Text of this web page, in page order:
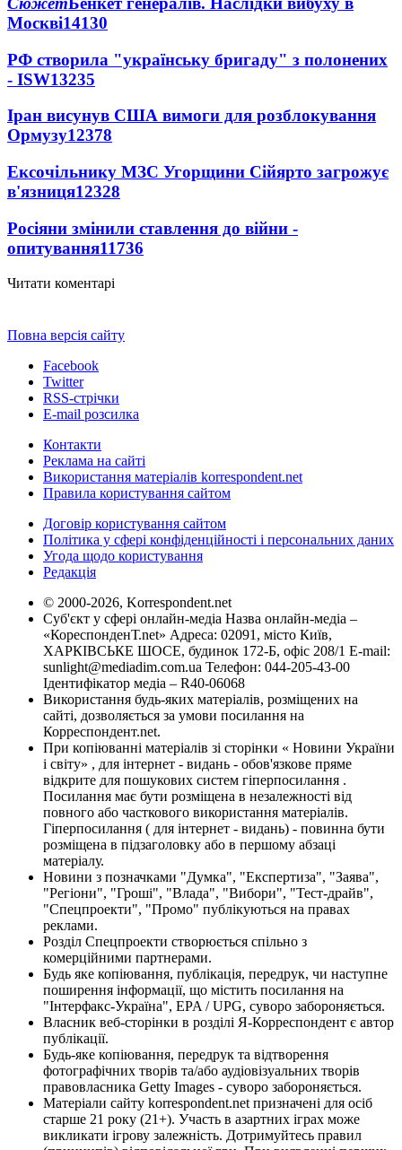
Москві14130
РФ створила "українську бригаду" з полонених
- ISW13235
Іран висунув США вимоги для розблокування
Ормузу12378
Ексочільнику МЗС Угорщини Сійярто загрожує
в'язниця12328
Росіяни змінили ставлення до війни -
опитування11736
Читати коментарі
Повна версія сайту
Facebook
Twitter
RSS-стрічки
E-mail розсилка
Контакти
Реклама на сайті
Використання матеріалів korrespondent.net
Правила користування сайтом
Договір користування сайтом
Політика у сфері конфіденційності і персональних даних
Угода щодо користування
Редакція
© 2000-2026, Korrespondent.net
Суб'єкт у сфері онлайн-медіа Назва онлайн-медіа –
«КореспонденТ.net» Адреса: 02091, місто Київ,
ХАРКІВСЬКЕ ШОСЕ, будинок 172-Б, офіс 208/1 E-mail:
sunlight@mediadim.com.ua Телефон: 044-205-43-00
Ідентифікатор медіа – R40-06068
Використання будь-яких матеріалів, розміщених на
сайті, дозволяється за умови посилання на
Корреспондент.net.
При копіюванні матеріалів зі сторінки « Новини України
і світу» , для інтернет - видань - обов'язкове пряме
відкрите для пошукових систем гіперпосилання .
Посилання має бути розміщена в незалежності від
повного або часткового використання матеріалів.
Гіперпосилання ( для інтернет - видань) - повинна бути
розміщена в підзаголовку або в першому абзаці
матеріалу.
Новини з позначками "Думка", "Експертиза", "Заява",
"Регіони", "Гроші", "Влада", "Вибори", "Тест-драйв",
"Спецпроекти", "Промо" публікуються на правах
реклами.
Розділ Спецпроекти створюється спільно з
комерційними партнерами.
Будь яке копіювання, публікація, передрук, чи наступне
поширення інформації, що містить посилання на
"Інтерфакс-Україна", EPA / UPG, суворо забороняється.
Власник веб-сторінки в розділі Я-Корреспондент є автор
публікації.
Будь-яке копіювання, передрук та відтворення
фотографічних творів та/або аудіовізуальних творів
правовласника Getty Images - суворо забороняється.
Матеріали сайту korrespondent.net призначені для осіб
старше 21 року (21+). Участь в азартних іграх може
викликати ігрову залежність. Дотримуйтесь правил